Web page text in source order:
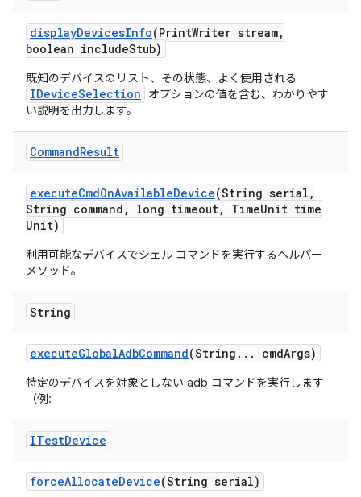
displayDevicesInfo(PrintWriter stream,
boolean includeStub)
既知のデバイスのリスト、その状態、よく使用される
IDeviceSelection
オプションの値を含む、わかりやす
い説明を出力します。
CommandResult
executeCmdOnAvailableDevice(String serial ,
String command , long timeout, TimeUnit time
Unit)
利用可能なデバイスでシェル コマンドを実行するヘルパー
メソッド。
String
executeGlobalAdbCommand(String . . . cmdArgs)
特定のデバイスを対象としない adb コマンドを実行します
（例:
ITestDevice
forceAllocateDevice(String serial)